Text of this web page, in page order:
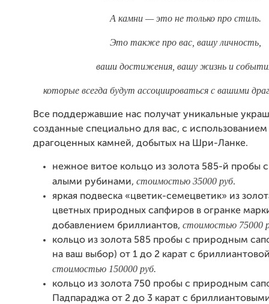
А камни — это не только про стиль.
Это также про вас, вашу личность,
ваши достижения, вашу жизнь и
которые всегда будут ассоциироваться с вашими
Все поддержавшие нас получат уникальные
созданные специально для вас, с
драгоценных камней, добытых на Шри-Ланке.
нежное витое кольцо из золота 585-й пробы
алыми рубинами, стоимостью 35000 руб.
яркая подвеска «цветик-семецветик» из
цветных природных сапфиров в огранке
добавлением бриллиантов, стоимостью 75000
кольцо из золота 585 пробы с природным
на ваш выбор) от 1 до 2 карат с
стоимостью 150000 руб.
кольцо из золота 750 пробы с природным
Падпараджа от 2 до 3 карат с